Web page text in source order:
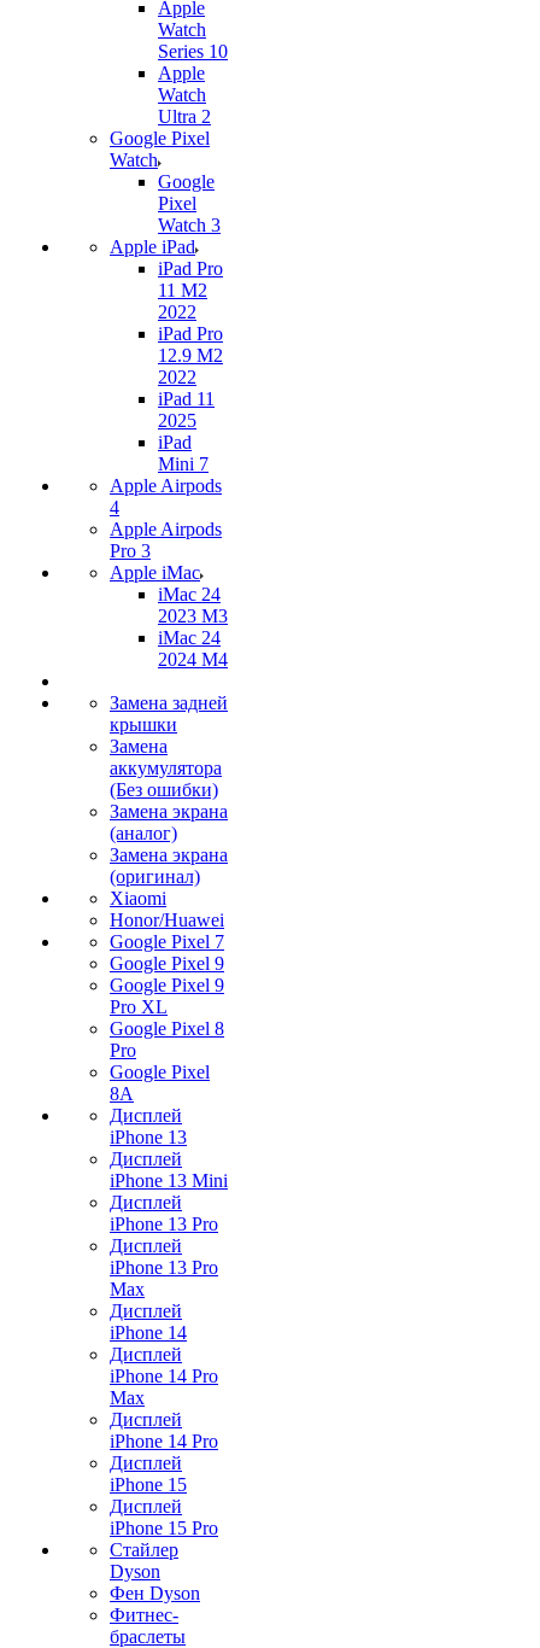
Apple
Watch
Series 10
Apple
Watch
Ultra 2
Google Pixel
Watch
Google
Pixel
Watch 3
Apple iPad
iPad Pro
11 M2
2022
iPad Pro
12.9 M2
2022
iPad 11
2025
iPad
Mini 7
Apple Airpods
4
Apple Airpods
Pro 3
Apple iMac
iMac 24
2023 M3
iMac 24
2024 M4
Замена задней
крышки
Замена
аккумулятора
(Без ошибки)
Замена экрана
(аналог)
Замена экрана
(оригинал)
Xiaomi
Honor/Huawei
Google Pixel 7
Google Pixel 9
Google Pixel 9
Pro XL
Google Pixel 8
Pro
Google Pixel
8A
Дисплей
iPhone 13
Дисплей
iPhone 13 Mini
Дисплей
iPhone 13 Pro
Дисплей
iPhone 13 Pro
Max
Дисплей
iPhone 14
Дисплей
iPhone 14 Pro
Max
Дисплей
iPhone 14 Pro
Дисплей
iPhone 15
Дисплей
iPhone 15 Pro
Стайлер
Dyson
Фен Dyson
Фитнес-
браслеты